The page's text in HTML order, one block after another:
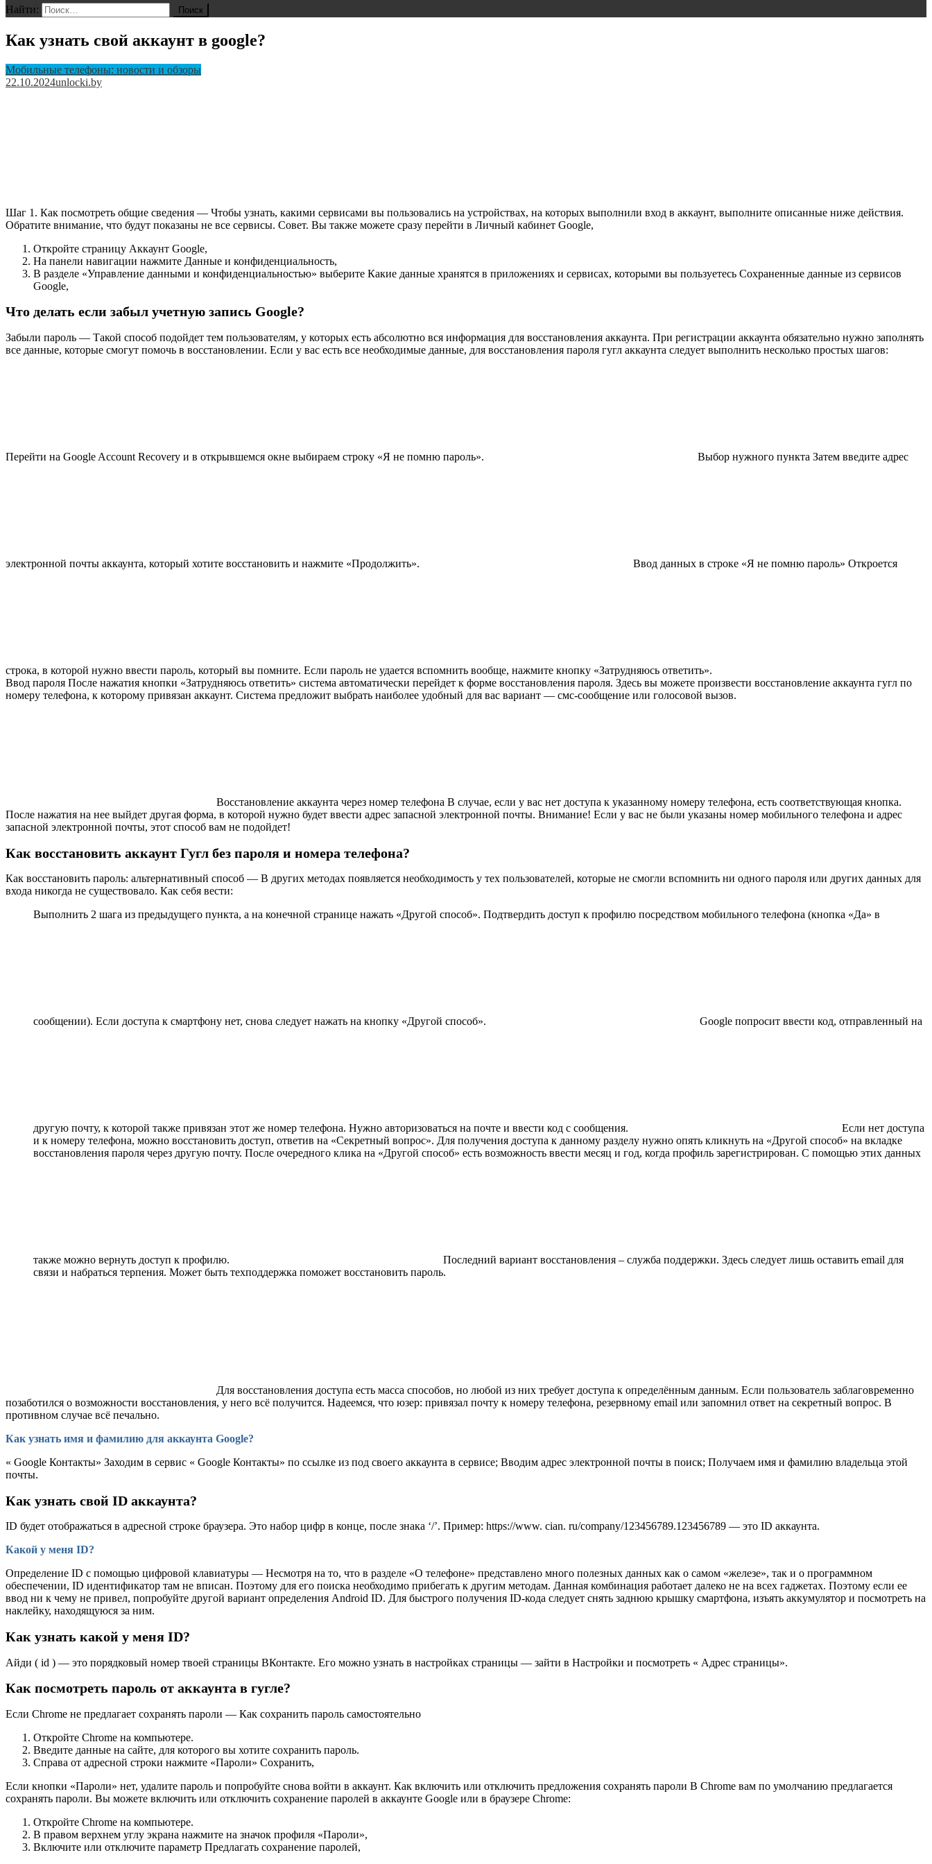
Найти:
Как узнать свой аккаунт в google?
Мобильные телефоны: новости и обзоры
22.10.2024unlocki.by
Шаг 1. Как посмотреть общие сведения — Чтобы узнать, какими сервисами вы пользовались на устройствах, на которых выполнили вход в аккаунт, выполните описанные ниже действия.
Обратите внимание, что будут показаны не все сервисы. Совет. Вы также можете сразу перейти в Личный кабинет Google,
Откройте страницу Аккаунт Google,
На панели навигации нажмите Данные и конфиденциальность,
В разделе «Управление данными и конфиденциальностью» выберите Какие данные хранятся в приложениях и сервисах, которыми вы пользуетесь Сохраненные данные из сервисов
Google,
Что делать если забыл учетную запись Google?
Забыли пароль — Такой способ подойдет тем пользователям, у которых есть абсолютно вся информация для восстановления аккаунта. При регистрации аккаунта обязательно нужно заполнять
все данные, которые смогут помочь в восстановлении. Если у вас есть все необходимые данные, для восстановления пароля гугл аккаунта следует выполнить несколько простых шагов:
Перейти на Google Account Recovery и в открывшемся окне выбираем строку «Я не помню пароль». Выбор нужного пункта Затем введите адрес
электронной почты аккаунта, который хотите восстановить и нажмите «Продолжить». Ввод данных в строке «Я не помню пароль» Откроется
строка, в которой нужно ввести пароль, который вы помните. Если пароль не удается вспомнить вообще, нажмите кнопку «Затрудняюсь ответить».
Ввод пароля После нажатия кнопки «Затрудняюсь ответить» система автоматически перейдет к форме восстановления пароля. Здесь вы можете произвести восстановление аккаунта гугл по
номеру телефона, к которому привязан аккаунт. Система предложит выбрать наиболее удобный для вас вариант — смс-сообщение или голосовой вызов.
Восстановление аккаунта через номер телефона В случае, если у вас нет доступа к указанному номеру телефона, есть соответствующая кнопка.
После нажатия на нее выйдет другая форма, в которой нужно будет ввести адрес запасной электронной почты. Внимание! Если у вас не были указаны номер мобильного телефона и адрес
запасной электронной почты, этот способ вам не подойдет!
Как восстановить аккаунт Гугл без пароля и номера телефона?
Как восстановить пароль: альтернативный способ — В других методах появляется необходимость у тех пользователей, которые не смогли вспомнить ни одного пароля или других данных для
входа никогда не существовало. Как себя вести:
Выполнить 2 шага из предыдущего пункта, а на конечной странице нажать «Другой способ». Подтвердить доступ к профилю посредством мобильного телефона (кнопка «Да» в
сообщении). Если доступа к смартфону нет, снова следует нажать на кнопку «Другой способ». Google попросит ввести код, отправленный на
другую почту, к которой также привязан этот же номер телефона. Нужно авторизоваться на почте и ввести код с сообщения.
Если нет доступа
и к номеру телефона, можно восстановить доступ, ответив на «Секретный вопрос». Для получения доступа к данному разделу нужно опять кликнуть на «Другой способ» на вкладке
восстановления пароля через другую почту. После очередного клика на «Другой способ» есть возможность ввести месяц и год, когда профиль зарегистрирован. С помощью этих данных
также можно вернуть доступ к профилю.
Последний вариант восстановления – служба поддержки. Здесь следует лишь оставить email для
связи и набраться терпения. Может быть техподдержка поможет восстановить пароль.
Для восстановления доступа есть масса способов, но любой из них требует доступа к определённым данным. Если пользователь заблаговременно
позаботился о возможности восстановления, у него всё получится. Надеемся, что юзер: привязал почту к номеру телефона, резервному email или запомнил ответ на секретный вопрос. В
противном случае всё печально.
Как узнать имя и фамилию для аккаунта Google?
« Google Контакты» Заходим в сервис « Google Контакты» по ссылке из под своего аккаунта в сервисе; Вводим адрес электронной почты в поиск; Получаем имя и фамилию владельца этой
почты.
Как узнать свой ID аккаунта?
ID будет отображаться в адресной строке браузера. Это набор цифр в конце, после знака ‘/’. Пример: https://www. cian. ru/company/123456789.123456789 — это ID аккаунта.
Какой у меня ID?
Определение ID с помощью цифровой клавиатуры — Несмотря на то, что в разделе «О телефоне» представлено много полезных данных как о самом «железе», так и о программном
обеспечении, ID идентификатор там не вписан. Поэтому для его поиска необходимо прибегать к другим методам. Данная комбинация работает далеко не на всех гаджетах. Поэтому если ее
ввод ни к чему не привел, попробуйте другой вариант определения Android ID. Для быстрого получения ID-кода следует снять заднюю крышку смартфона, изъять аккумулятор и посмотреть на
наклейку, находящуюся за ним.
Как узнать какой у меня ID?
Айди ( id ) — это порядковый номер твоей страницы ВКонтакте. Его можно узнать в настройках страницы — зайти в Настройки и посмотреть « Адрес страницы».
Как посмотреть пароль от аккаунта в гугле?
Если Chrome не предлагает сохранять пароли — Как сохранить пароль самостоятельно
Откройте Chrome на компьютере.
Введите данные на сайте, для которого вы хотите сохранить пароль.
Справа от адресной строки нажмите «Пароли» Сохранить,
Если кнопки «Пароли» нет, удалите пароль и попробуйте снова войти в аккаунт. Как включить или отключить предложения сохранять пароли В Chrome вам по умолчанию предлагается
сохранять пароли. Вы можете включить или отключить сохранение паролей в аккаунте Google или в браузере Chrome:
Откройте Chrome на компьютере.
В правом верхнем углу экрана нажмите на значок профиля «Пароли»,
Включите или отключите параметр Предлагать сохранение паролей,